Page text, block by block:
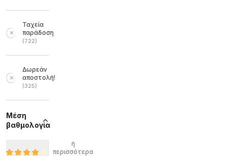
Ταχεία
παράδοση
(722)
Δωρεάν
αποστολή!
(325)
Μέση
βαθμολογία
ή
περισσότερα